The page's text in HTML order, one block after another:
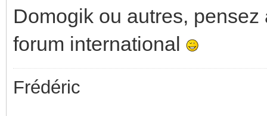
Domogik ou autres,
forum international
Frédéric